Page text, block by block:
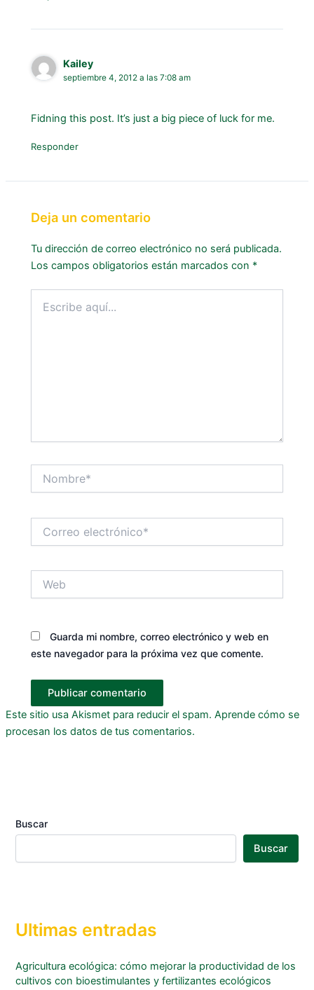
Kailey
septiembre 4, 2012 a las 7:08 am
Fidning this post. It’s just a big piece of luck for me.
Responder
Deja un comentario
Tu dirección de correo electrónico no será publicada.
Los campos obligatorios están marcados con *
aquí...
electrónico*
Guarda mi nombre, correo electrónico y web en
este navegador para la próxima vez que comente.
Este sitio usa Akismet para reducir el spam. Aprende cómo se
procesan los datos de tus comentarios.
Buscar
Buscar
Ultimas entradas
Agricultura ecológica: cómo mejorar la productividad de los
cultivos con bioestimulantes y fertilizantes ecológicos